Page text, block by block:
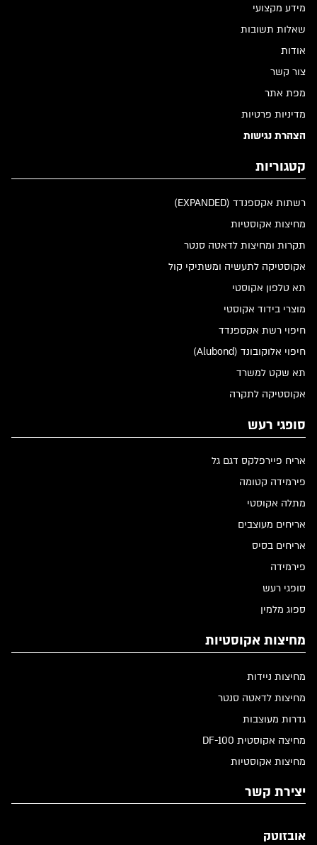
מידע מקצועי
שאלות תשובות
אודות
צור קשר
מפת אתר
מדיניות פרטיות
הצהרת נגישות
קטגוריות
רשתות אקספנדד (EXPANDED)
מחיצות אקוסטיות
תקרות ומחיצות לדאטה סנטר
אקוסטיקה לתעשיה ומשתיקי קול
תא טלפון אקוסטי
מוצרי בידוד אקוסטי
חיפוי רשת אקספנדד
חיפוי אלוקובונד (Alubond)
תא שקט למשרד
אקוסטיקה לתקרה
סופגי רעש
אריח פיירפלקס דגם גל
פירמידה קטומה
מתלה אקוסטי
אריחים מעוצבים
אריחים בסיס
פירמידה
סופגי רעש
ספוג מלמין
מחיצות אקוסטיות
מחיצות ניידות
מחיצות לדאטה סנטר
גדרות מעוצבות
מחיצה אקוסטית DF-100
מחיצות אקוסטיות
יצירת קשר
אובזוטק